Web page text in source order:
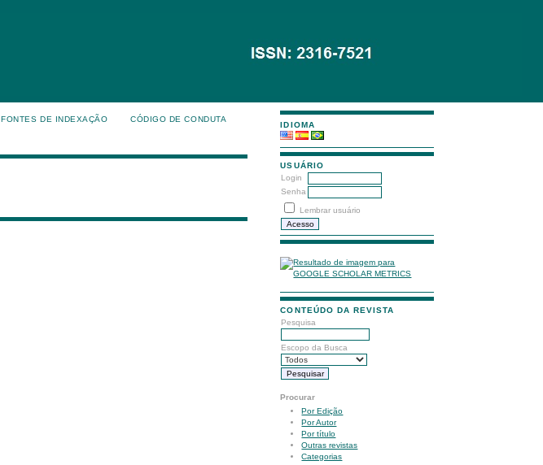
IDIOMA
USUÁRIO
Login
Senha
Lembrar usuário
CONTEÚDO DA REVISTA
Pesquisa
Escopo da Busca
Procurar
Por Edição
Por Autor
Por título
Outras revistas
Categorias
FONTES DE INDEXAÇÃO CÓDIGO DE CONDUTA